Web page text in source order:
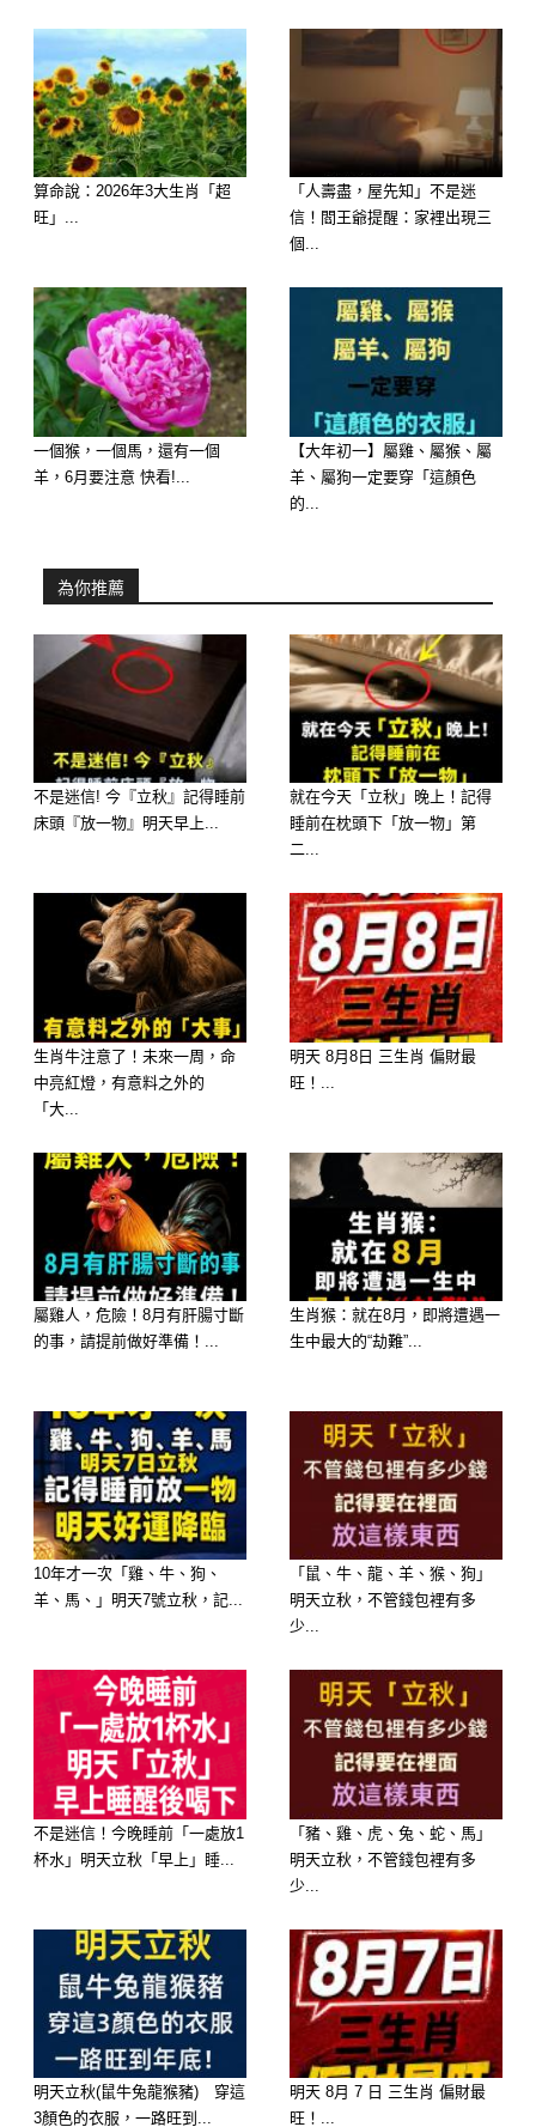
第五名：生肖羊
屬羊的人這幾天財運逐漸升溫，過去的
努力開始看到成果。尤其從事業務、銷
售或自營工作的人，更容易獲得不錯的
回報。
此外，可能會有久未聯絡的人主動帶來
好消息，讓你意外獲得額外收益。
第四名：生肖狗
屬狗的朋友近期貴人運旺盛，工作上的
或額外福利。
6月3日前後特別容易遇見幫助自己的
人，只要保持積極態度，就有機會讓財
運更上一層樓。
第三名：生肖猴
屬猴的人向來頭腦靈活，而這幾天更是
財運爆棚。許多原本沒有抱太大期待的
事情，反而可能帶來驚喜結果。
不論是抽獎、摸彩、優惠活動，或是意
算命說：2026年3大生肖「超
旺」...
「人壽盡，屋先知」不是迷
信！閻王爺提醒：家裡出現三
個...
一個猴，一個馬，還有一個
羊，6月要注意 快看!...
【大年初一】屬雞、屬猴、屬
羊、屬狗一定要穿「這顏色
的...
為你推薦
不是迷信! 今『立秋』記得睡前
床頭『放一物』明天早上...
就在今天「立秋」晚上！記得
睡前在枕頭下「放一物」第
二...
生肖牛注意了！未來一周，命
中亮紅燈，有意料之外的
「大...
明天 8月8日 三生肖 偏財最
旺！...
屬雞人，危險！8月有肝腸寸斷
的事，請提前做好準備！...
生肖猴：就在8月，即將遭遇一
生中最大的“劫難”...
10年才一次「雞、牛、狗、
羊、馬、」明天7號立秋，記...
「鼠、牛、龍、羊、猴、狗」
明天立秋，不管錢包裡有多
少...
不是迷信！今晚睡前「一處放1
杯水」明天立秋「早上」睡...
「豬、雞、虎、兔、蛇、馬」
明天立秋，不管錢包裡有多
少...
明天立秋(鼠牛兔龍猴豬) 穿這
3顏色的衣服，一路旺到...
明天 8月 7 日 三生肖 偏財最
旺！...